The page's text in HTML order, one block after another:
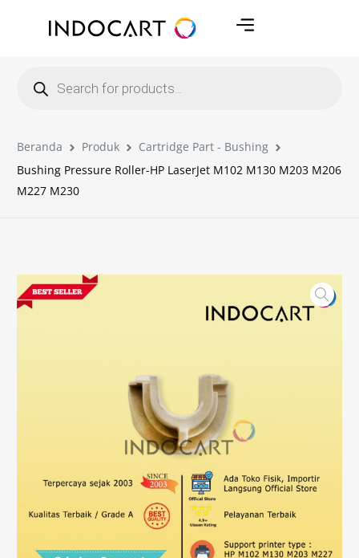
Beranda Produk
Cartridge Part - Bushing
Bushing Pressure Roller-HP LaserJet M102 M130 M203 M206
M227 M230